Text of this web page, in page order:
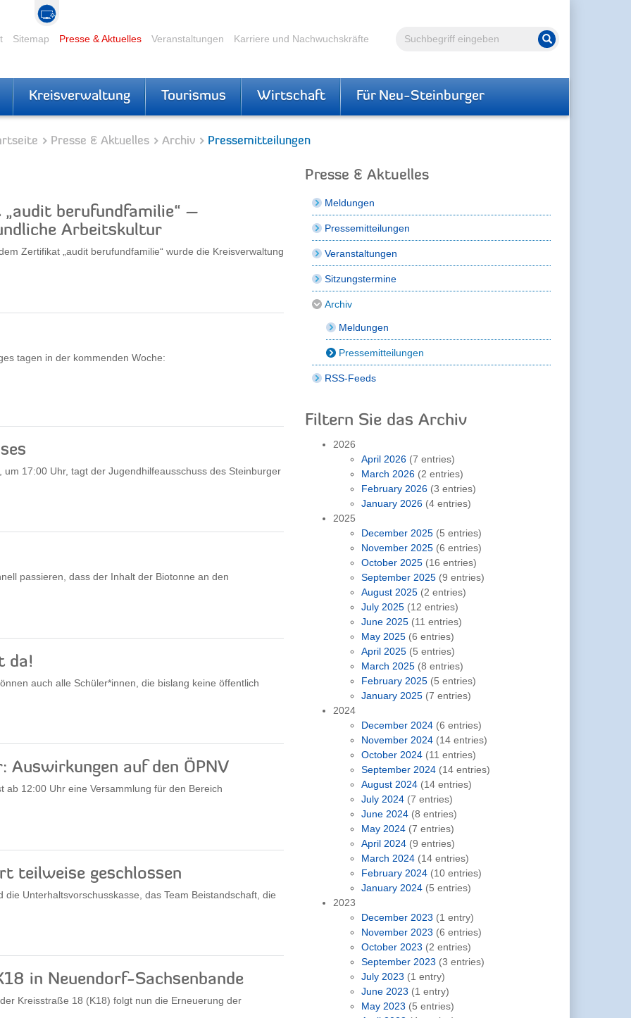
Volltextsuche Suche starten
Sitemap Presse & Aktuelles Veranstaltungen Karriere und Nachwuchskräfte
Kreisverwaltung Tourismus Wirtschaft Für Neu-Steinburger
Presse & Aktuelles Archiv Pressemitteilungen
berufundfamilie“ –
Arbeitskultur
Zertifikat „audit berufundfamilie“ wurde die Kreisverwaltung
tagen in der kommenden Woche:
17:00 Uhr, tagt der Jugendhilfeausschuss des Steinburger
passieren, dass der Inhalt der Biotonne an den
da!
auch alle Schüler*innen, die bislang keine öffentlich
Auswirkungen auf den ÖPNV
12:00 Uhr eine Versammlung für den Bereich
teilweise geschlossen
Unterhaltsvorschusskasse, das Team Beistandschaft, die
in Neuendorf-Sachsenbande
Kreisstraße 18 (K18) folgt nun die Erneuerung der
Presse & Aktuelles
Meldungen
Pressemitteilungen
Veranstaltungen
Sitzungstermine
Archiv
Meldungen
Pressemitteilungen
RSS-Feeds
Filtern Sie das Archiv
2026
April 2026 (7 entries)
March 2026 (2 entries)
February 2026 (3 entries)
January 2026 (4 entries)
2025
December 2025 (5 entries)
November 2025 (6 entries)
October 2025 (16 entries)
September 2025 (9 entries)
August 2025 (2 entries)
July 2025 (12 entries)
June 2025 (11 entries)
May 2025 (6 entries)
April 2025 (5 entries)
March 2025 (8 entries)
February 2025 (5 entries)
January 2025 (7 entries)
2024
December 2024 (6 entries)
November 2024 (14 entries)
October 2024 (11 entries)
September 2024 (14 entries)
August 2024 (14 entries)
July 2024 (7 entries)
June 2024 (8 entries)
May 2024 (7 entries)
April 2024 (9 entries)
March 2024 (14 entries)
February 2024 (10 entries)
January 2024 (5 entries)
2023
December 2023 (1 entry)
November 2023 (6 entries)
October 2023 (2 entries)
September 2023 (3 entries)
July 2023 (1 entry)
June 2023 (1 entry)
May 2023 (5 entries)